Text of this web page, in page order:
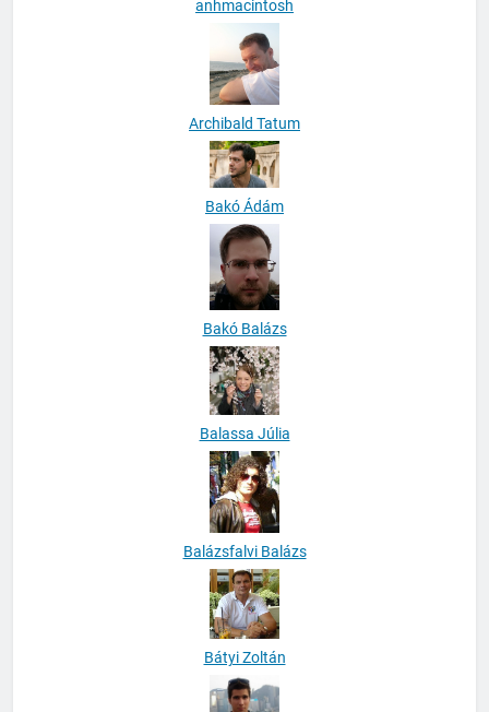
anhmacintosh
Archibald Tatum
Bakó Ádám
Bakó Balázs
Balassa Júlia
Balázsfalvi Balázs
Bátyi Zoltán